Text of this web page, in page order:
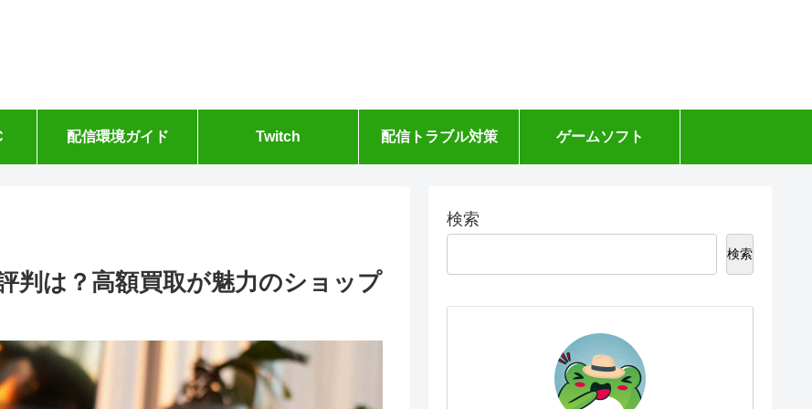
配信環境ガイド Twitch 配信トラブル対策 ゲームソフト
判は？高額買取が魅力のショップ
検索
検索